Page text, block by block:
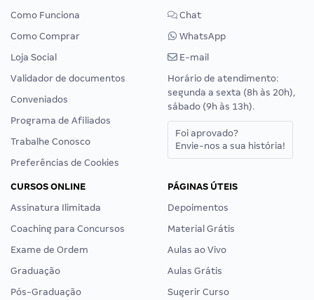
Como Funciona
Como Comprar
Loja Social
Validador de documentos
Conveniados
Programa de Afiliados
Trabalhe Conosco
Preferências de Cookies
Chat
WhatsApp
E-mail
Horário de atendimento:
segunda a sexta (8h às 20h),
sábado (9h às 13h).
Foi aprovado?
Envie-nos a sua história!
CURSOS ONLINE
Assinatura Ilimitada
Coaching para Concursos
Exame de Ordem
Graduação
Pós-Graduação
PÁGINAS ÚTEIS
Depoimentos
Material Grátis
Aulas ao Vivo
Aulas Grátis
Sugerir Curso